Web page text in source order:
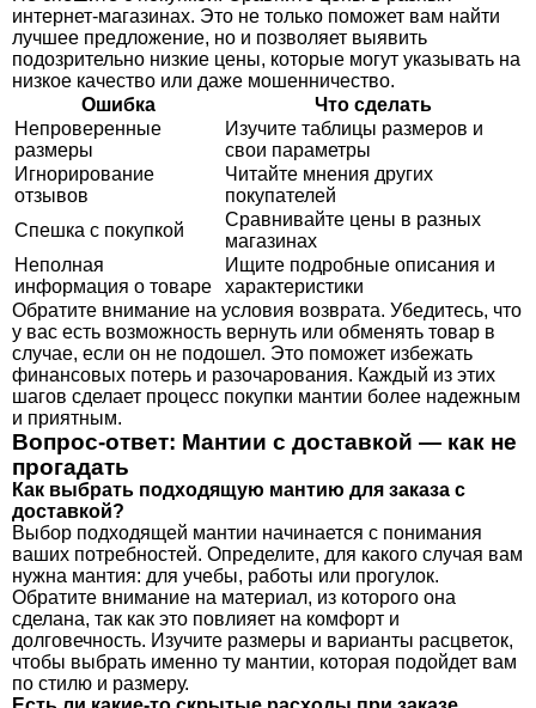
интернет-магазинах. Это не только поможет вам найти
лучшее предложение, но и позволяет выявить
подозрительно низкие цены, которые могут указывать на
низкое качество или даже мошенничество.
Ошибка
Что сделать
Непроверенные
размеры
Изучите таблицы размеров и
свои параметры
Игнорирование
отзывов
Читайте мнения других
покупателей
Спешка с покупкой
Сравнивайте цены в разных
магазинах
Неполная
информация о товаре
Ищите подробные описания и
характеристики
Обратите внимание на условия возврата. Убедитесь, что
у вас есть возможность вернуть или обменять товар в
случае, если он не подошел. Это поможет избежать
финансовых потерь и разочарования. Каждый из этих
шагов сделает процесс покупки мантии более надежным
и приятным.
Вопрос-ответ: Мантии с доставкой — как не
прогадать
Как выбрать подходящую мантию для заказа с
доставкой?
Выбор подходящей мантии начинается с понимания
ваших потребностей. Определите, для какого случая вам
нужна мантия: для учебы, работы или прогулок.
Обратите внимание на материал, из которого она
сделана, так как это повлияет на комфорт и
долговечность. Изучите размеры и варианты расцветок,
чтобы выбрать именно ту мантии, которая подойдет вам
по стилю и размеру.